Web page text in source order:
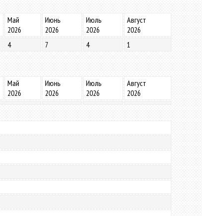
Май
2026
Июнь
2026
Июль
2026
Август
2026
4 7 4 1
Май
2026
Июнь
2026
Июль
2026
Август
2026